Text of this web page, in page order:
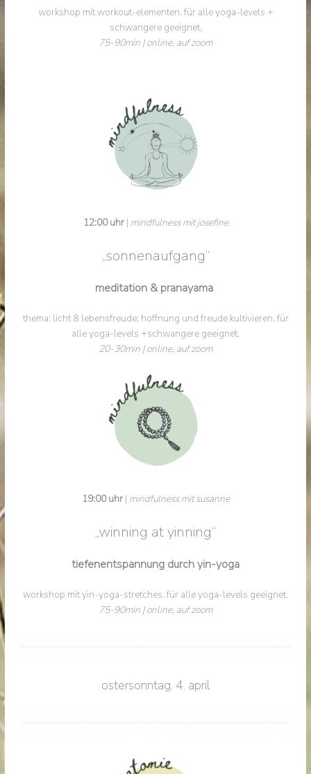
workshop mit workout-elementen. für alle yoga-levels +
schwangere geeignet.
75-90min | online, auf zoom
12:00 uhr | mindfulness mit josefine
„sonnenaufgang“
meditation & pranayama
thema: licht & lebensfreude; hoffnung und freude kultivieren. für
alle yoga-levels +schwangere geeignet.
20-30min | online, auf zoom
19:00 uhr | mindfulness mit susanne
„winning at yinning“
tiefenentspannung durch yin-yoga
workshop mit yin-yoga-stretches. für alle yoga-levels geeignet.
75-90min | online, auf zoom
ostersonntag, 4. april